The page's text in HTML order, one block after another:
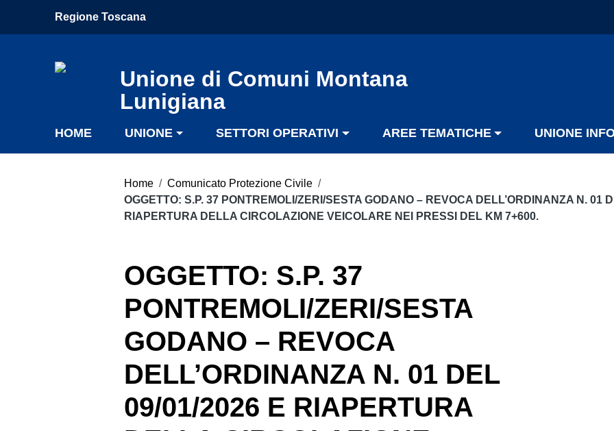
Vai al menu di navigazione
Regione Toscana
Unione di Comuni Montana
Lunigiana
HOME UNIONE SETTORI OPERATIVI AREE TEMATICHE UNIONE
Home / Comunicato Protezione Civile /
OGGETTO: S.P. 37 PONTREMOLI/ZERI/SESTA GODANO – REVOCA DELL’ORDINANZA N. 01
RIAPERTURA DELLA CIRCOLAZIONE VEICOLARE NEI PRESSI DEL KM 7+600.
OGGETTO: S.P. 37
PONTREMOLI/ZERI/SESTA
GODANO – REVOCA
DELL’ORDINANZA N. 01 DEL
09/01/2026 E RIAPERTURA